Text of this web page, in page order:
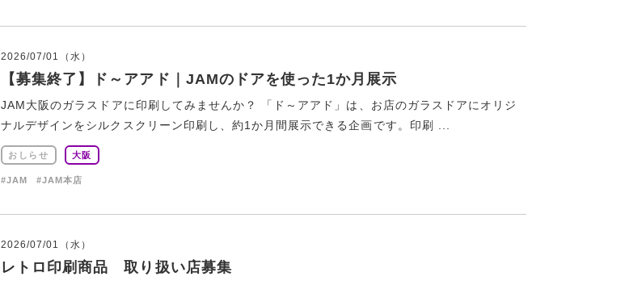
2026/07/01（水）
【募集終了】ド～アアド｜JAMのドアを使った1か月展示
JAM大阪のガラスドアに印刷してみませんか？ 「ド～アアド」は、お店のガラスドアにオリジ
ナルデザインをシルクスクリーン印刷し、約1か月間展示できる企画です。印刷 ...
おしらせ 大阪
#JAM #JAM本店
2026/07/01（水）
レトロ印刷商品 取り扱い店募集